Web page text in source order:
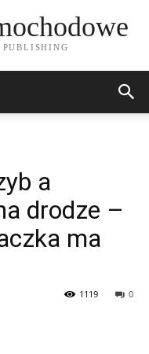
PUBLISHING
a
drodze –
ma
0
1119